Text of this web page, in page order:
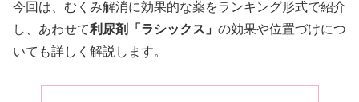
今回は、むくみ解消に効果的な薬をランキング形式で紹介
し、あわせて利尿剤「ラシックス」 の効果や位置づけにつ
いても詳しく解説します。